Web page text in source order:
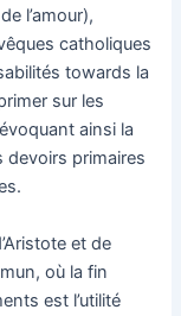
l’amour),
catholiques
towards la
sur les
ainsi la
devoirs primaires
et de
où la fin
est l’utilité